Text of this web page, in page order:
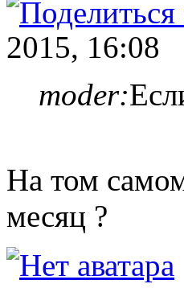
2015, 16:08
moder:
На том
месяц ?